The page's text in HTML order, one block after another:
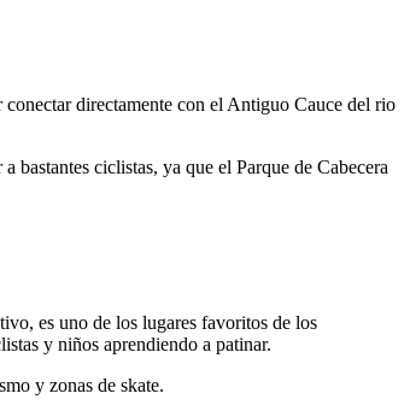
conectar directamente con el Antiguo Cauce del rio
bastantes ciclistas, ya que el Parque de Cabecera
es uno de los lugares favoritos de los
y niños aprendiendo a patinar.
y zonas de skate.